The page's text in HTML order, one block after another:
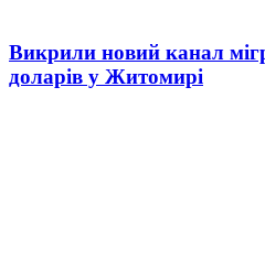
Викрили новий канал
доларів у Житомирі